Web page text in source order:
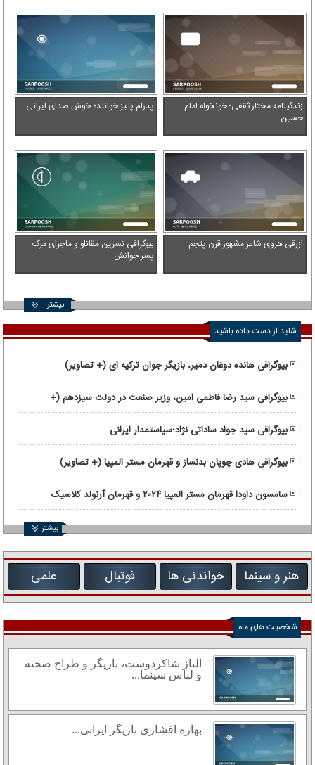
زندگینامه مختار ثقفی؛ خونخواه امام
حسین
پدرام پالیز خواننده خوش صدای ایرانی
ازرقی هروی شاعر مشهور قرن پنجم
بیوگرافی نسرین مقانلو و ماجرای مرگ
پسر جوانش
بیشتر
شاید از دست داده باشید
بیوگرافی هانده دوغان دمیر، بازیگر جوان ترکیه ای (+ تصاویر)
بیوگرافی سید رضا فاطمی امین، وزیر صنعت در دولت سیزدهم (+
تصاویر)
بیوگرافی سید جواد ساداتی ‌نژاد؛سیاستمدار ایرانی
بیوگرافی هادی چوپان بدنساز و قهرمان مستر المپیا (+ تصاویر)
سامسون داودا قهرمان مستر المپیا ۲۰۲۴ و قهرمان آرنولد کلاسیک
۲۰۲۳
بیشتر
هنر و سینما خواندنی ها فوتبال علمی
شخصیت های ماه
الناز شاکردوست، بازیگر و طراح صحنه
و لباس سینما...
بهاره افشاری بازیگر ایرانی...